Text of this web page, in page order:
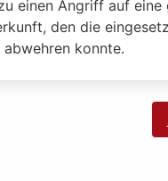
einen Angriff auf eine
den die
abwehren konnte.